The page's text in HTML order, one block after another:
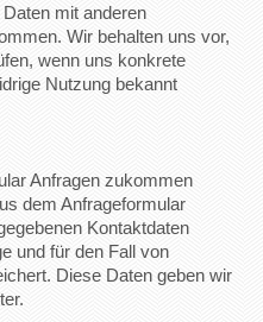
mit anderen
Wir behalten uns vor,
wenn uns konkrete
Nutzung bekannt
Anfragen zukommen
dem Anfrageformular
Kontaktdaten
und für den Fall von
Diese Daten geben wir